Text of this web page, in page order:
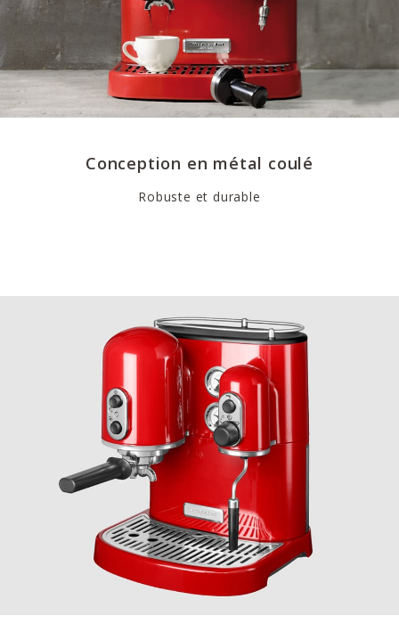
Conception en métal coulé
Robuste et durable